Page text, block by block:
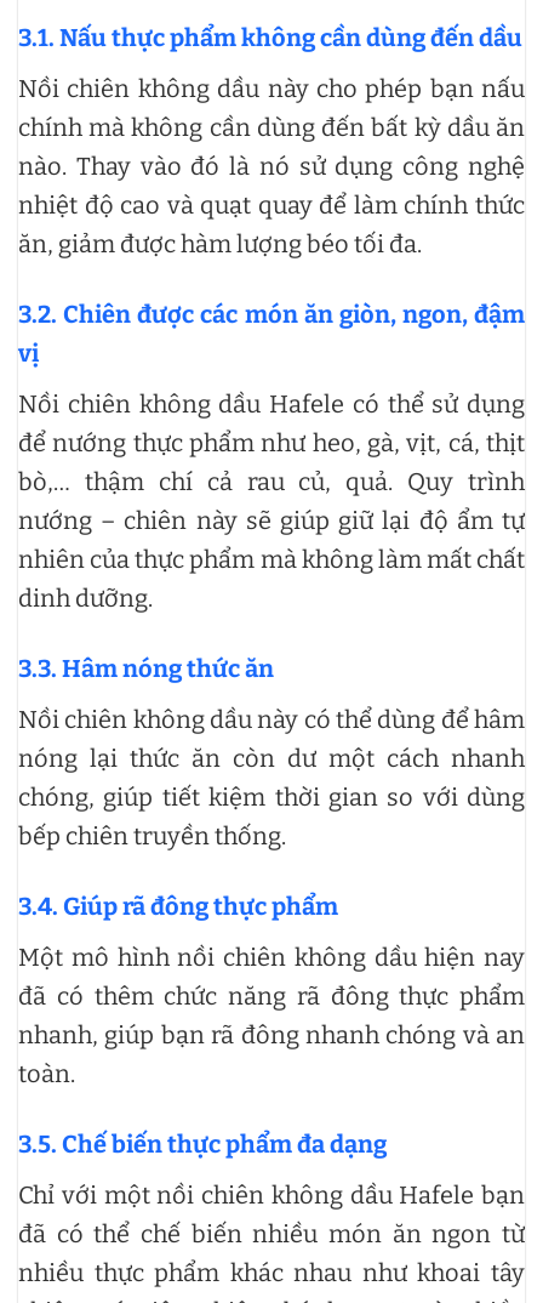
3.1. Nấu thực phẩm không cần dùng đến dầu
Nồi chiên không dầu này cho phép bạn nấu
chính mà không cần dùng đến bất kỳ dầu ăn
nào. Thay vào đó là nó sử dụng công nghệ
nhiệt độ cao và quạt quay để làm chính thức
ăn, giảm được hàm lượng béo tối đa.
3.2. Chiên được các món ăn giòn, ngon, đậm
vị
Nồi chiên không dầu Hafele có thể sử dụng
để nướng thực phẩm như heo, gà, vịt, cá, thịt
bò,… thậm chí cả rau củ, quả. Quy trình
nướng – chiên này sẽ giúp giữ lại độ ẩm tự
nhiên của thực phẩm mà không làm mất chất
dinh dưỡng.
3.3. Hâm nóng thức ăn
Nồi chiên không dầu này có thể dùng để hâm
nóng lại thức ăn còn dư một cách nhanh
chóng, giúp tiết kiệm thời gian so với dùng
bếp chiên truyền thống.
3.4. Giúp rã đông thực phẩm
Một mô hình nồi chiên không dầu hiện nay
đã có thêm chức năng rã đông thực phẩm
nhanh, giúp bạn rã đông nhanh chóng và an
toàn.
3.5. Chế biến thực phẩm đa dạng
Chỉ với một nồi chiên không dầu Hafele bạn
đã có thể chế biến nhiều món ăn ngon từ
nhiều thực phẩm khác nhau như khoai tây